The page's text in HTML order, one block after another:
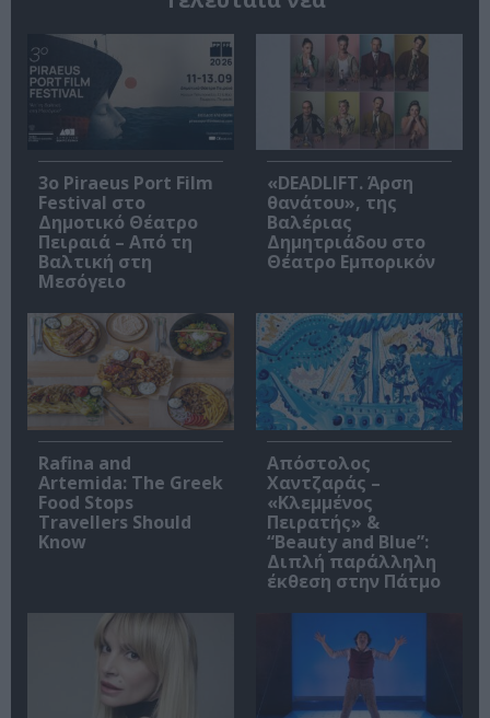
3o Piraeus Port Film
Festival στο
Δημοτικό Θέατρο
Πειραιά – Από τη
Βαλτική στη
Μεσόγειο
«DEADLIFT. Άρση
θανάτου», της
Βαλέριας
Δημητριάδου στο
Θέατρο Εμπορικόν
Rafina and
Artemida: The Greek
Food Stops
Travellers Should
Know
Απόστολος
Χαντζαράς –
«Κλεμμένος
Πειρατής» &
“Beauty and Blue”:
Διπλή παράλληλη
έκθεση στην Πάτμο